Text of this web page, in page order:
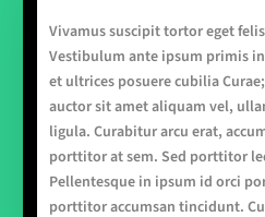
Vivamus suscipit tortor eget
Vestibulum ante ipsum primis
et ultrices posuere cubilia
auctor sit amet aliquam vel,
ligula. Curabitur arcu erat,
porttitor at sem. Sed porttitor
Pellentesque in ipsum id orci
porttitor accumsan tincidunt.